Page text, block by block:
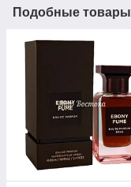
Подобные